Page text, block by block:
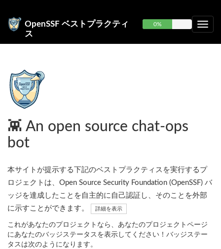
OpenSSF ベストプラクティ
ス
0%
👾 An open source chat-ops
bot
本サイトが提示する下記のベストプラクティスを実行するプ
ロジェクトは、Open Source Security Foundation (OpenSSF) バ
ッジを達成したことを自主的に自己認証し、そのことを外部
に示すことができます。
詳細を表示
これがあなたのプロジェクトなら、あなたのプロジェクトページ
にあなたのバッジステータスを表示してください！バッジステー
タスは次のようになります。